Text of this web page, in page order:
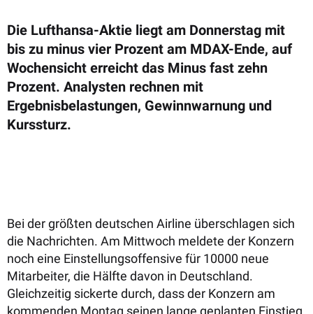
Die Lufthansa-Aktie liegt am Donnerstag mit
bis zu minus vier Prozent am MDAX-Ende, auf
Wochensicht erreicht das Minus fast zehn
Prozent. Analysten rechnen mit
Ergebnisbelastungen, Gewinnwarnung und
Kurssturz.
Bei der größten deutschen Airline überschlagen sich
die Nachrichten. Am Mittwoch meldete der Konzern
noch eine Einstellungsoffensive für 10000 neue
Mitarbeiter, die Hälfte davon in Deutschland.
Gleichzeitig sickerte durch, dass der Konzern am
kommenden Montag seinen lange geplanten Einstieg